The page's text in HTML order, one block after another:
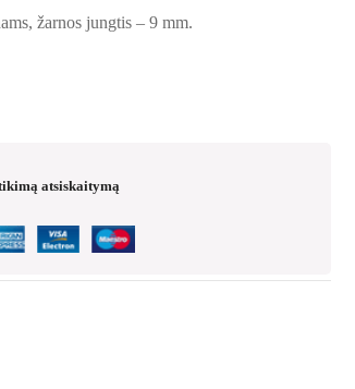
žarnos jungtis – 9 mm.
atsiskaitymą